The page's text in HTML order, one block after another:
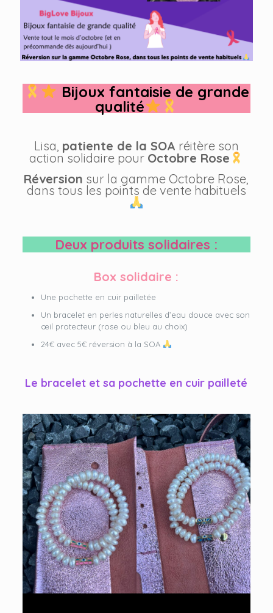
Bijoux fantaisie de grande
qualité
Lisa, patiente de la SOA réitère son
action solidaire pour Octobre Rose
Réversion sur la gamme Octobre Rose,
dans tous les points de vente habituels
Deux produits solidaires :
Box solidaire :
Une pochette en cuir pailletée
Un bracelet en perles naturelles d’eau douce avec son
œil protecteur (rose ou bleu au choix)
24€ avec 5€ réversion à la SOA
Le bracelet et sa pochette en cuir pailleté